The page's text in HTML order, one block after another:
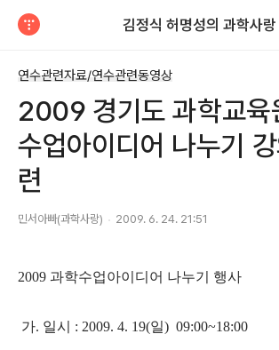
김정식 허명성의 과학사랑
연수관련자료/연수관련동영상
2009 경기도 과학교육
수업아이디어 나누기
련
민서아빠(과학사랑) 2009. 6. 24. 21:51
2009 과학수업아이디어 나누기 행사
가. 일시 : 2009. 4. 19(일) 09:00~18:00